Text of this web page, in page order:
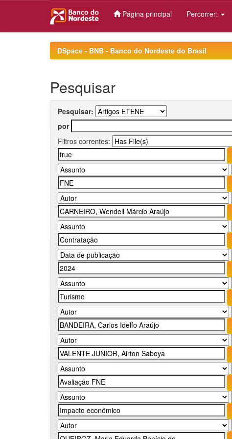
Página principal Percorrer:
DSpace - BNB - Banco do Nordeste do Brasil
Pesquisar
Pesquisar:
por
Filtros correntes: